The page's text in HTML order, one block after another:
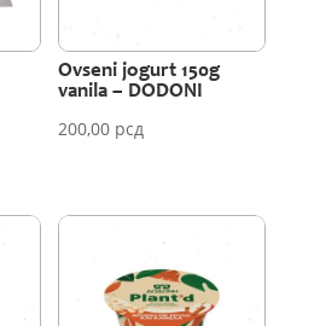
Ovseni jogurt 150g
vanila – DODONI
200,00 рсд